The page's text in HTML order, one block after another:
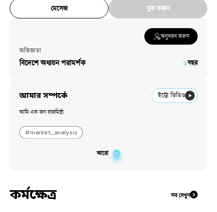
মেসেজ বুক করুন
অনুসরণ করুন
অভিজ্ঞতা
বিদেশে অধ্যয়ন পরামর্শক ২বছর
আমার সম্পর্কে ইন্ট্রো ভিডিও
আমি এক জন রাজমিস্ত্রী
#market_analysis
আরো
কর্মক্ষেত্র সব দেখুন